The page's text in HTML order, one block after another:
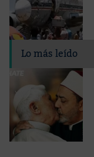
Lo más leído